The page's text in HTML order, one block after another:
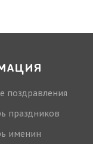
поздравления
праздников
именин